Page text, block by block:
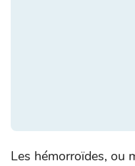
Les hémorroïdes, ou